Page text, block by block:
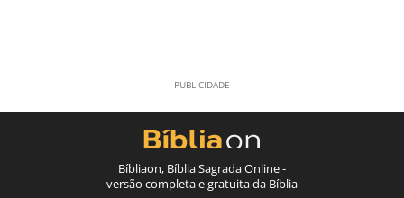
Bíbliaon, Bíblia Sagrada Online -
versão completa e gratuita da Bíblia